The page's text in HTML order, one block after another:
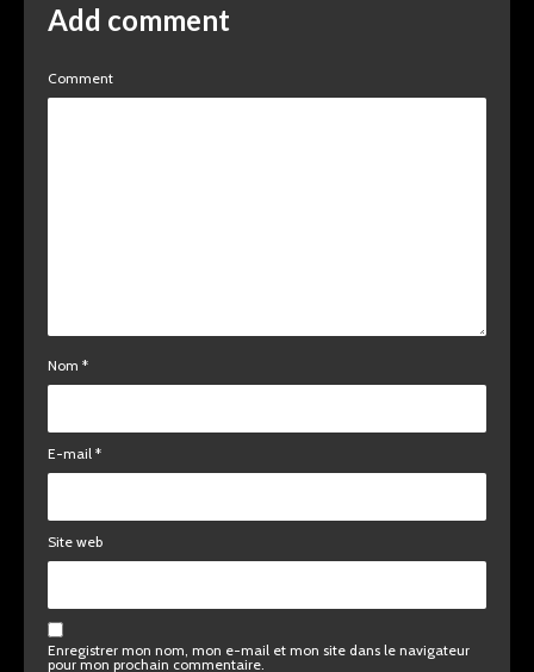
Add comment
Comment
Nom *
E-mail *
Site web
Enregistrer mon nom, mon e-mail et mon site dans le navigateur
pour mon prochain commentaire.